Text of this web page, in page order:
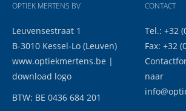
OPTIEK MERTENS BV
Leuvensestraat 1
B-3010 Kessel-Lo (Leuven)
www.optiekmertens.be |
download logo
BTW: BE 0436 684 201
CONTACT
Tel.: +32
Fax: +32
naar